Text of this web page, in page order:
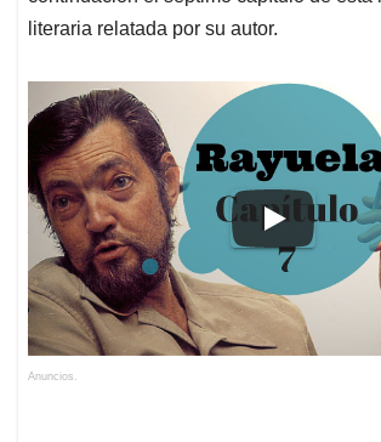
literaria relatada por su autor.
Anuncios.